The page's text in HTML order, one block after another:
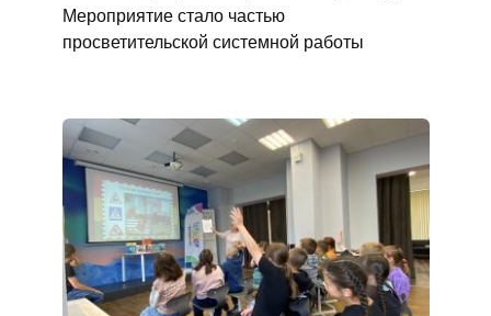
Мероприятие стало частью
просветительской системной работы